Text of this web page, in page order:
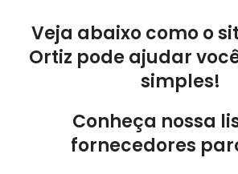
Veja abaixo como o
Ortiz pode ajudar
simples!
Conheça nossa
fornecedores